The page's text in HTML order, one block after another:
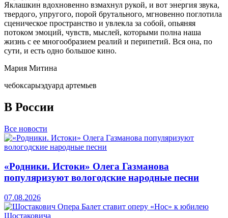
Яклашкин вдохновенно взмахнул рукой, и вот энергия звука,
твердого, упругого, порой брутального, мгновенно поглотила
сценическое пространство и увлекла за собой, опьяняя
потоком эмоций, чувств, мыслей, которыми полна наша
жизнь с ее многообразием реалий и перипетий. Вся она, по
сути, и есть одно большое кино.
Мария Митина
чебоксарыэдуард артемьев
В России
Все новости
«Родники. Истоки» Олега Газманова
популяризуют вологодские народные песни
07.08.2026